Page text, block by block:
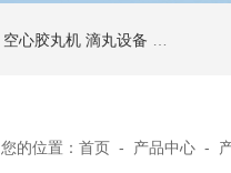
空心胶丸机 滴丸设备
您的位置：首页 - 产品中心 -